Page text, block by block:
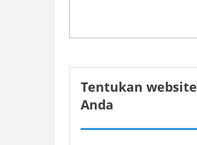
Tentukan website
Anda